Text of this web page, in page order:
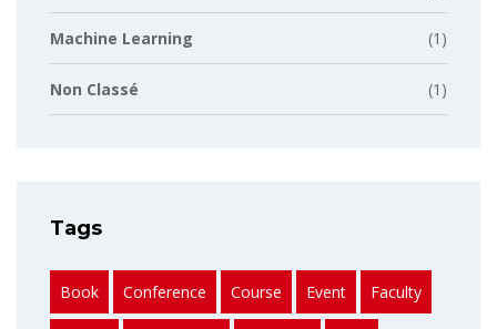
Machine Learning (1)
Non Classé (1)
Tags
Book Conference Course Event Faculty